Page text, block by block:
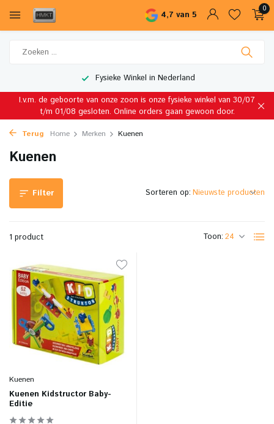
4,7 van 5
0
Fysieke Winkel in Nederland
I.v.m. de geboorte van onze zoon is onze fysieke winkel van 30/07
t/m 01/08 gesloten. Online orders gaan gewoon door.
Terug Home Merken Kuenen
Kuenen
Filter
1 product Toon:
Sorteren op:
Kuenen
Kuenen Kidstructor Baby-
Editie